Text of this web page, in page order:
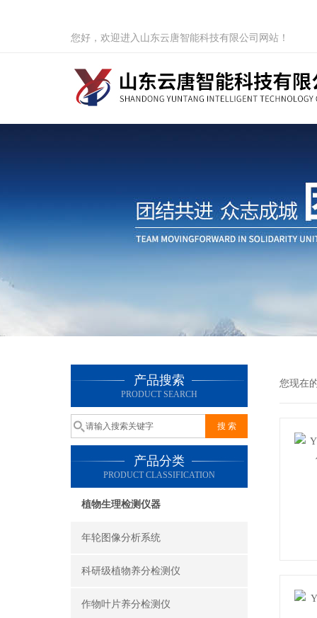
您好，欢迎进入山东云唐智能科技有限公司网站！
产品搜索
PRODUCT SEARCH
产品分类
PRODUCT CLASSIFICATION
植物生理检测仪器
年轮图像分析系统
科研级植物养分检测仪
作物叶片养分检测仪
您现在